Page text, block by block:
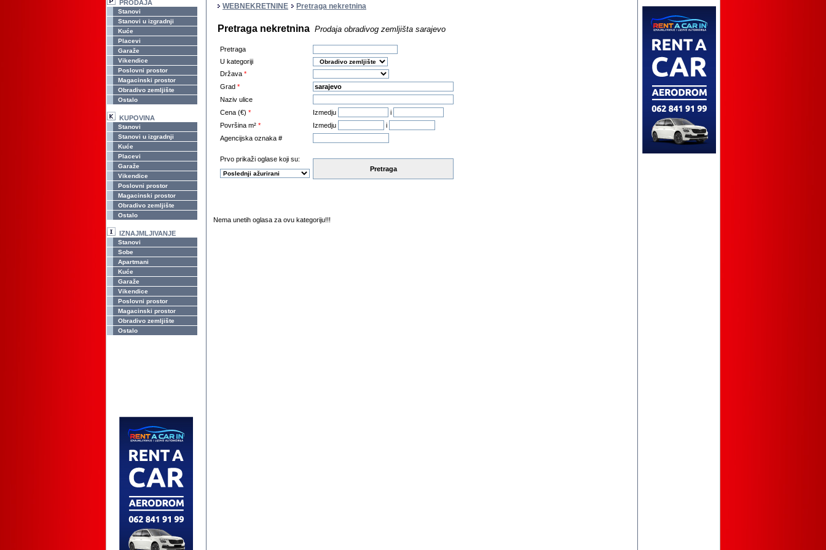
PRODAJA
Stanovi
Stanovi u izgradnji
Kuće
Placevi
Garaže
Vikendice
Poslovni prostor
Magacinski prostor
Obradivo zemljište
Ostalo
KUPOVINA
Stanovi
Stanovi u izgradnji
Kuće
Placevi
Garaže
Vikendice
Poslovni prostor
Magacinski prostor
Obradivo zemljište
Ostalo
IZNAJMLJIVANJE
Stanovi
Sobe
Apartmani
Kuće
Garaže
Vikendice
Poslovni prostor
Magacinski prostor
Obradivo zemljište
Ostalo
WEBNEKRETNINE Pretraga nekretnina
Pretraga nekretnina Prodaja obradivog zemljišta sarajevo
Pretraga
U kategoriji
Država *
Grad *
Naziv ulice
Cena (€) * Izmedju
i
Površina m² * Izmedju
i
Agencijska oznaka #
Prvo prikaži oglase koji su:
Pretraga
Nema unetih oglasa za ovu kategoriju!!!